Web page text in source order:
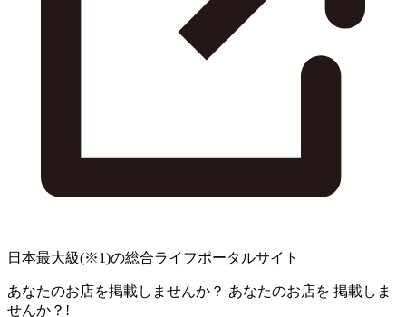
日本最大級(※1)の総合ライフポータルサイト
あなたのお店を掲載しませんか？ あなたのお店を 掲載しま
せんか？!